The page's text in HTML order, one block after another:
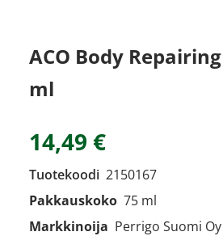
ACO Body
ml
14,49 €
Tuotekoodi 2150167
Pakkauskoko 75 ml
Markkinoija Perrigo Suomi Oy